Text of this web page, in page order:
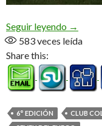
Seguir leyendo →
583veces leída
Share this:
6° EDICIÓN CLUB